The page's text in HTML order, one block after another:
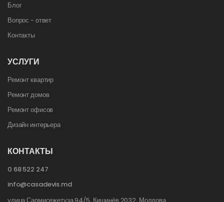
Блог
Вопрос - ответ
Контакты
УСЛУГИ
Ремонт квартир
Ремонт домов
Ремонт офисов
Дизайн интерьера
КОНТАКТЫ
0 68 522 247
info@casadevis.md